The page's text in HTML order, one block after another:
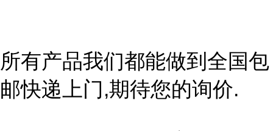
所有产品我们都能做到全国包
邮快递上门,期待您的询价.